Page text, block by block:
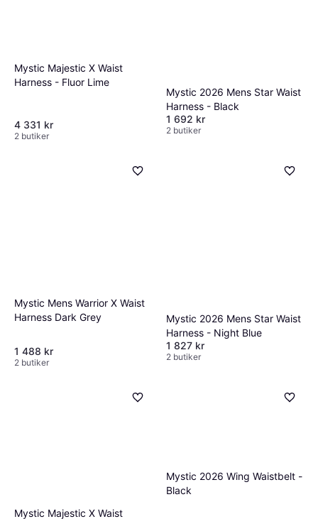
Mystic Majestic X Waist
Harness - Fluor Lime
4 331 kr
2 butiker
Mystic 2026 Mens Star Waist
Harness - Black
1 692 kr
2 butiker
Mystic Mens Warrior X Waist
Harness Dark Grey
1 488 kr
2 butiker
Mystic 2026 Mens Star Waist
Harness - Night Blue
1 827 kr
2 butiker
Mystic Majestic X Waist
Mystic 2026 Wing Waistbelt -
Black